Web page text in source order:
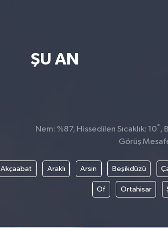
ŞU AN
Nem: %87, Hissedilen Sıcaklık: 10° ,
Görüş
Akçaabat Araklı Arsin Beşikdüzü
Of Ortahisar